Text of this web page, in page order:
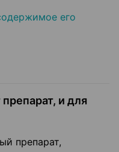
его
и для
препарат,